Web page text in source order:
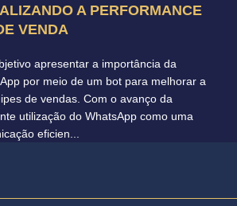
A PERFORMANCE
VENDA
apresentar a importância da
por meio de um bot para melhorar a
de vendas. Com o avanço da
utilização do WhatsApp como uma
eficien...